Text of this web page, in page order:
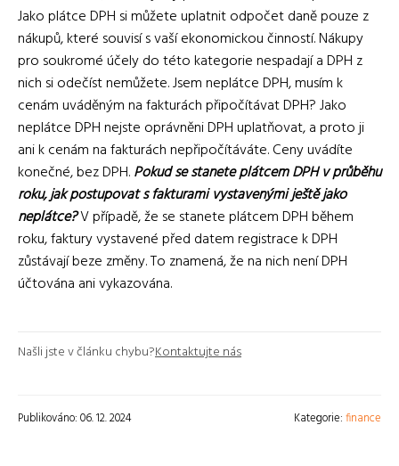
Jako plátce DPH si můžete uplatnit odpočet daně pouze z
nákupů, které souvisí s vaší ekonomickou činností. Nákupy
pro soukromé účely do této kategorie nespadají a DPH z
nich si odečíst nemůžete. Jsem neplátce DPH, musím k
cenám uváděným na fakturách připočítávat DPH? Jako
neplátce DPH nejste oprávněni DPH uplatňovat, a proto ji
ani k cenám na fakturách nepřipočítáváte. Ceny uvádíte
konečné, bez DPH.Pokud se stanete plátcem DPH v průběhu
roku, jak postupovat s fakturami vystavenými ještě jako
neplátce?V případě, že se stanete plátcem DPH během
roku, faktury vystavené před datem registrace k DPH
zůstávají beze změny. To znamená, že na nich není DPH
účtována ani vykazována.
Našli jste v článku chybu?Kontaktujte nás
Publikováno: 06. 12. 2024 Kategorie:finance